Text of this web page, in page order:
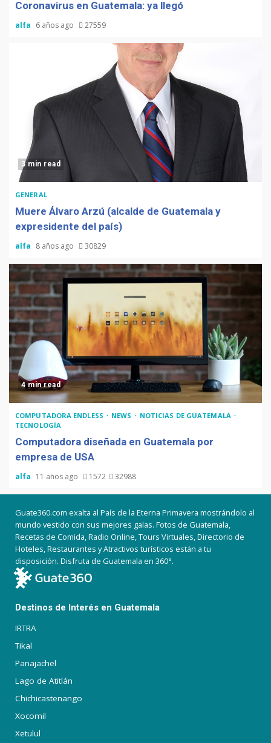
Coronavirus en Guatemala: ya llegó
alfa 6 años ago 27559
3 min read
GENERAL
Muere Álvaro Arzú (alcalde de Guatemala y
expresidente del país)
alfa 8 años ago 30829
4 min read
COMPUTADORA ENDLESS NEWS
NOTICIAS DE GUATEMALA
TECNOLOGÍA
Computadora diseñada en Guatemala por
empresa de USA
alfa 11 años ago 1572 32988
Guate360.com exalta al País de la Eterna Primavera mostrándolo al
mundo vestido con sus mejores galas. Fotos de Guatemala,
Recetas de Comida, Radio Online, Tours Virtuales, Directorio de
Hoteles, Restaurantes y Atractivos turísticos están a tu
disposición. Disfruta de Guatemala en 360°.
Destinos de Interés en Guatemala
IRTRA
Tikal
Panajachel
Lago de Atitlán
Chichicastenango
Xocomil
Xetulul